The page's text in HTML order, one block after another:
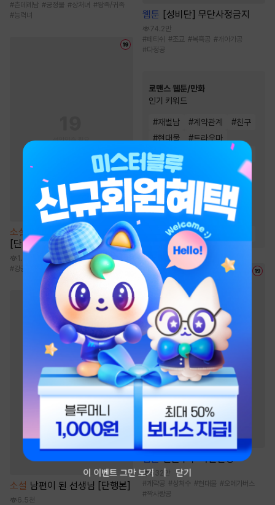
#츤데레남 #궁정물 #상처녀 #왕족/귀족
#능력녀
소설
[BL] 그러니까 책임져요
[단행본]
1.3만
#강공 집착공 #첫사랑 하극상 #냉혈공
소설 남편이 된 선생님 [단행본]
6.5천
웹툰 [성비단] 무단사정금지
74.2만
#페티쉬 #조교 #복흑공 #개아가공
#다정공
로맨스 웹툰/만화
인기 키워드
#재벌남 #계약관계 #친구
#현대물 #트라우마
#까칠남
#능글남
동거
#
친구>연인 #연애/결혼
#오피스물 # 재회물
역사/시대물
서양풍
첫사랑 #직진녀
웹툰 신혼부부 특별전형
532만
#계략공 #상처수 #현대물 #오메가버스
#짝사랑공
이 이벤트 그만 보기 닫기